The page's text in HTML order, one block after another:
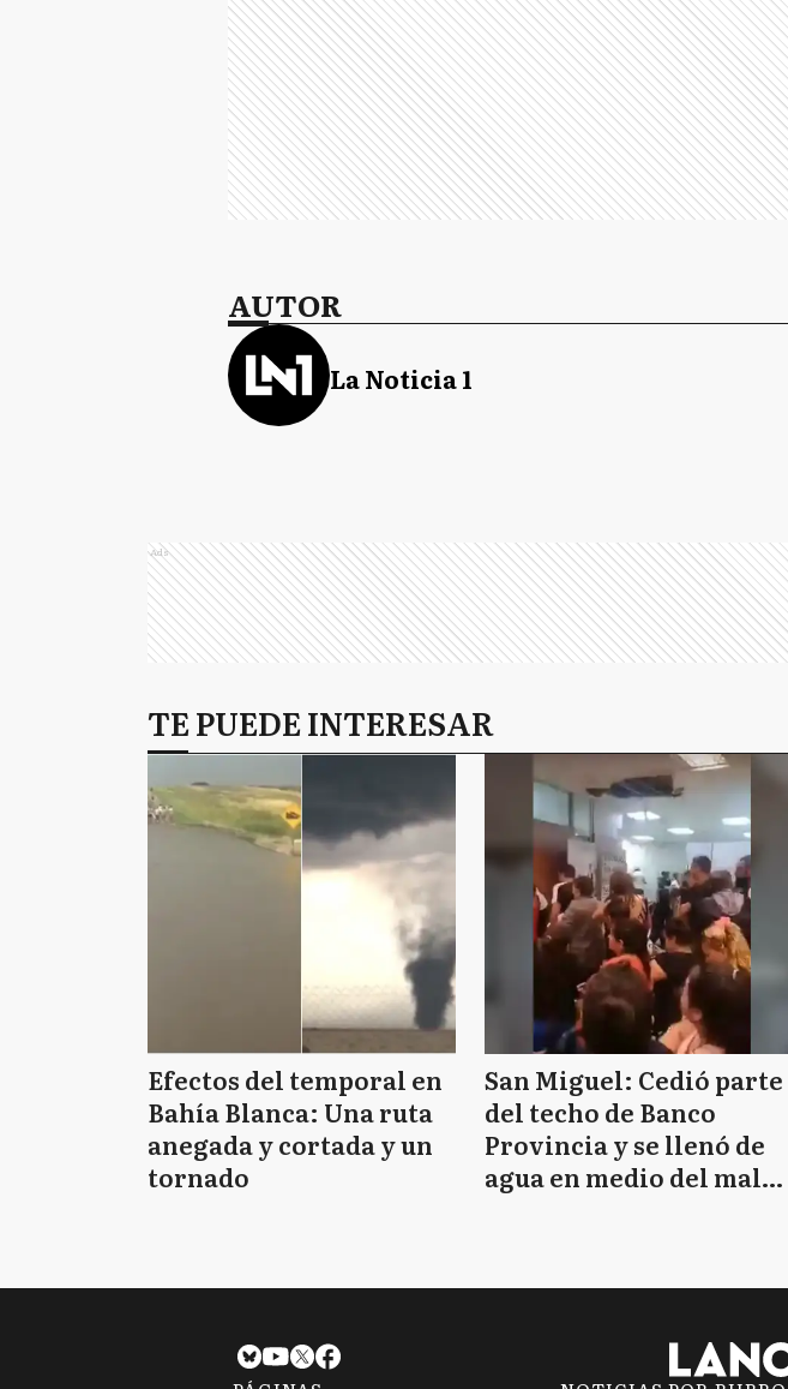
AUTOR
La Noticia 1
Ads
TE PUEDE INTERESAR
Efectos del temporal en
Bahía Blanca: Una ruta
anegada y cortada y un
tornado
San Miguel: Cedió parte
del techo de Banco
Provincia y se llenó de
agua en medio del mal